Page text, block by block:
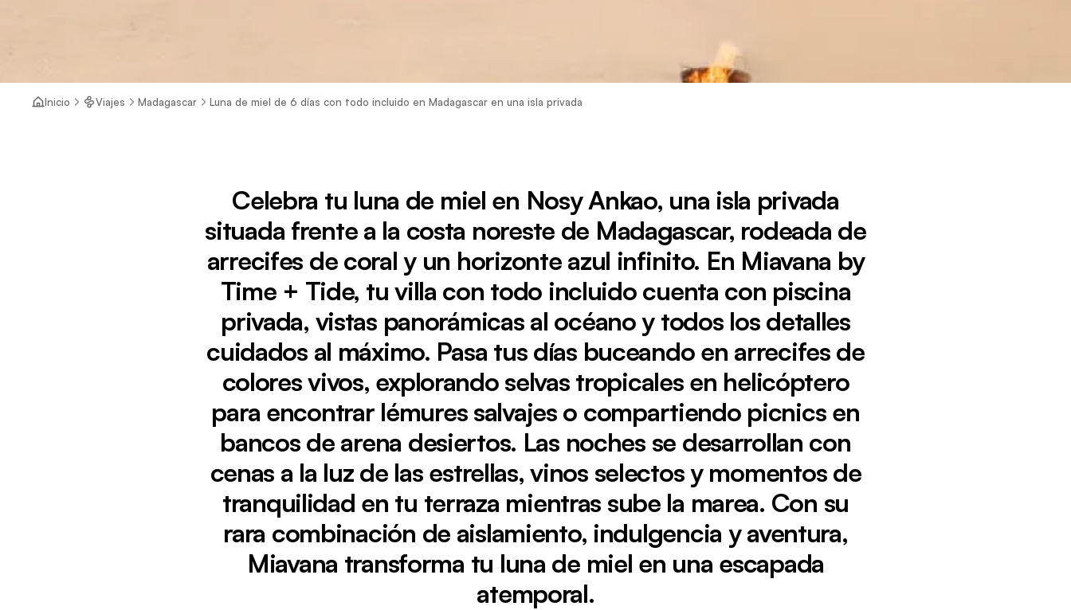
Pareja disfrutando de un picnic al atardecer en la inmaculada playa de arena blanca del complejo turístico Miavana, en Madagascar, rodeada de palmeras y con
Inicio Viajes Madagascar Luna de miel de 6 días con todo incluido en Madagascar en una isla privada
Celebra tu luna de miel en Nosy Ankao, una isla privada
situada frente a la costa noreste de Madagascar, rodeada de
arrecifes de coral y un horizonte azul infinito. En Miavana by
Time + Tide, tu villa con todo incluido cuenta con piscina
privada, vistas panorámicas al océano y todos los detalles
cuidados al máximo. Pasa tus días buceando en arrecifes de
colores vivos, explorando selvas tropicales en helicóptero
para encontrar lémures salvajes o compartiendo picnics en
bancos de arena desiertos. Las noches se desarrollan con
cenas a la luz de las estrellas, vinos selectos y momentos de
tranquilidad en tu terraza mientras sube la marea. Con su
rara combinación de aislamiento, indulgencia y aventura,
Miavana transforma tu luna de miel en una escapada
atemporal.